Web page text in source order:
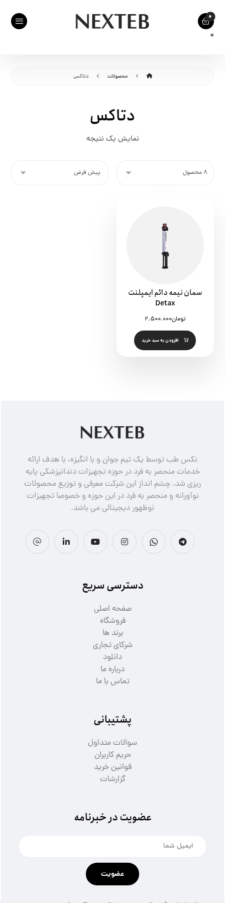
0
محصولات دتاکس
دتاکس
نمایش یک نتیجه
سمان نیمه دائم ایمپلنت
Detax
تومان۲.۵۰۰.۰۰۰
افزودن به سبد خرید
نکس طب توسط یک تیم جوان و با انگیزه، با هدف ارائه
خدمات منحصر به فرد در حوزه تجهیزات دندانپزشکی پایه
ریزی شد. چشم انداز این شرکت معرفی و توزیع محصولات
نوآورانه و منحصر به فرد در این حوزه و خصوصا تجهیزات
نوظهور دیجیتالی می باشد.
دسترسی سریع
صفحه اصلی
فروشگاه
برند ها
شرکای تجاری
دانلود
درباره ما
تماس با ما
پشتیبانی
سوالات متداول
حریم کاربران
قوانین خرید
گزارشات
عضویت در خبرنامه
عضویت